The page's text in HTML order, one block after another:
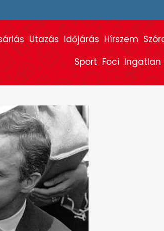
Utazás Időjárás Hírszem
Sport Foci Ingatlan